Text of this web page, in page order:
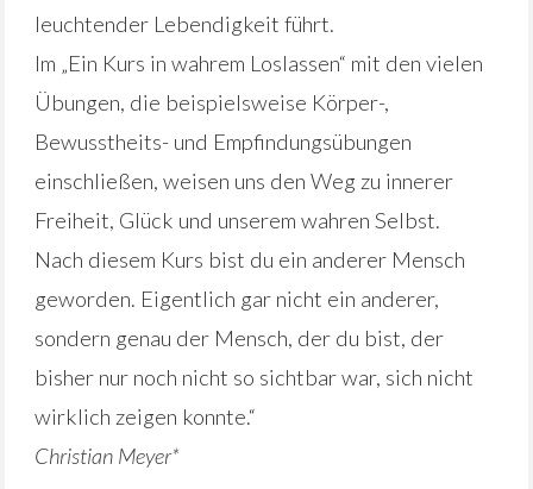
leuchtender Lebendigkeit führt.
Im „Ein Kurs in wahrem Loslassen“ mit den vielen
Übungen, die beispielsweise Körper-,
Bewusstheits- und Empfindungsübungen
einschließen, weisen uns den Weg zu innerer
Freiheit, Glück und unserem wahren Selbst.
Nach diesem Kurs bist du ein anderer Mensch
geworden. Eigentlich gar nicht ein anderer,
sondern genau der Mensch, der du bist, der
bisher nur noch nicht so sichtbar war, sich nicht
wirklich zeigen konnte.“
Christian Meyer*